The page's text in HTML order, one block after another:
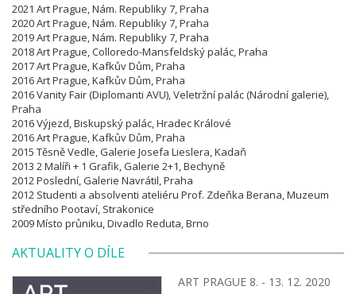
2021 Art Prague, Nám. Republiky 7, Praha
2020 Art Prague, Nám. Republiky 7, Praha
2019 Art Prague, Nám. Republiky 7, Praha
2018 Art Prague, Colloredo-Mansfeldský palác, Praha
2017 Art Prague, Kafkův Dům, Praha
2016 Art Prague, Kafkův Dům, Praha
2016 Vanity Fair (Diplomanti AVU), Veletržní palác (Národní galerie),
Praha
2016 Výjezd, Biskupský palác, Hradec Králové
2016 Art Prague, Kafkův Dům, Praha
2015 Těsně Vedle, Galerie Josefa Lieslera, Kadaň
2013 2 Malíři + 1 Grafik, Galerie 2+1, Bechyně
2012 Poslední, Galerie Navrátil, Praha
2012 Studenti a absolventi ateliéru Prof. Zdeňka Berana, Muzeum
středního Pootaví, Strakonice
2009 Místo průniku, Divadlo Reduta, Brno
AKTUALITY O DÍLE
ART PRAGUE 8. - 13. 12. 2020